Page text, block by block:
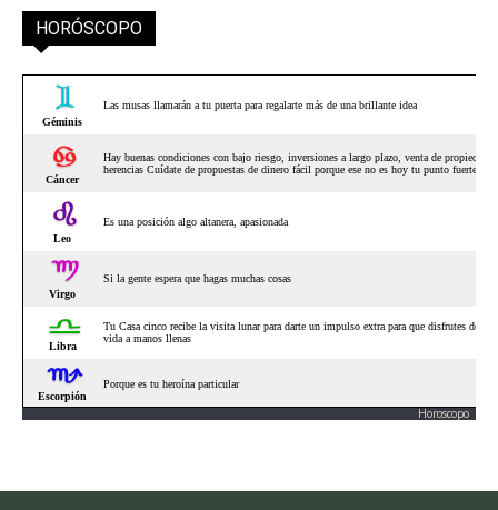
HORÓSCOPO
Horoscopo